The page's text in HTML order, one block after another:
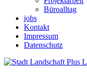
Büroalltag
jobs
Kontakt
Impressum
Datenschutz